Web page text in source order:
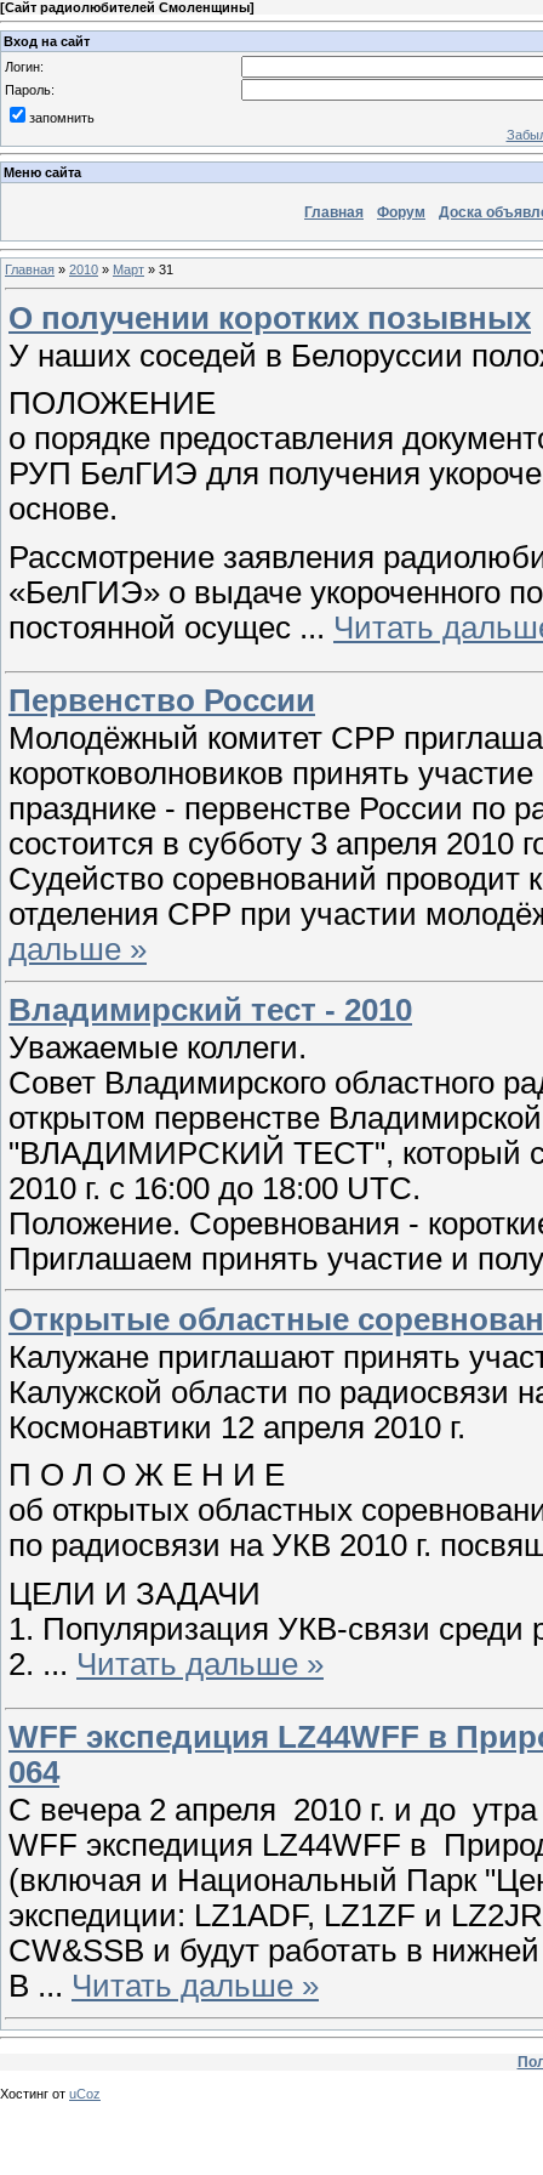
[Сайт радиолюбителей Смоленщины]
Вход на сайт
Логин:
Пароль:
запомнить
Меню сайта
Главная Форум Доска
Главная » 2010 » Март » 31
О получении коротких позывных
У наших соседей в Белоруссии
ПОЛОЖЕНИЕ
о порядке предоставления
РУП БелГИЭ для получения
основе.
Рассмотрение заявления
«БелГИЭ» о выдаче укороченного
постоянной осущес ... Читать
Первенство России
Молодёжный комитет СРР
коротковолновиков принять
празднике - первенстве России по
состоится в субботу 3 апреля 2010
Судейство соревнований проводит
отделения СРР при участии
дальше »
Владимирский тест - 2010
Уважаемые коллеги.
Совет Владимирского областного
открытом первенстве
"ВЛАДИМИРСКИЙ ТЕСТ", который
2010 г. с 16:00 до 18:00 UTC.
Положение. Соревнования -
Приглашаем принять участие и
Открытые областные
Калужане приглашают принять
Калужской области по радиосвязи
Космонавтики 12 апреля 2010 г.
П О Л О Ж Е Н И Е
об открытых областных
по радиосвязи на УКВ 2010 г.
ЦЕЛИ И ЗАДАЧИ
1. Популяризация УКВ-связи среди
2. ... Читать дальше »
WFF экспедиция LZ44WFF в
064
С вечера 2 апреля 2010 г. и до утра
WFF экспедиция LZ44WFF в
(включая и Национальный Парк
экспедиции: LZ1ADF, LZ1ZF и
CW&SSB и будут работать в
В ... Читать дальше »
Хостинг от uCoz